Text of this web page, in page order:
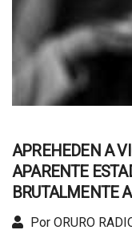
APREHEDEN A
APARENTE
BRUTALMENTE
Por ORURO